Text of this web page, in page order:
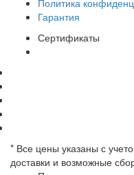
Политика
Гарантия
Сертификаты
* Все цены указаны с
доставки и возможные